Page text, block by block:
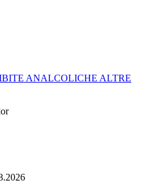
ANALCOLICHE ALTRE